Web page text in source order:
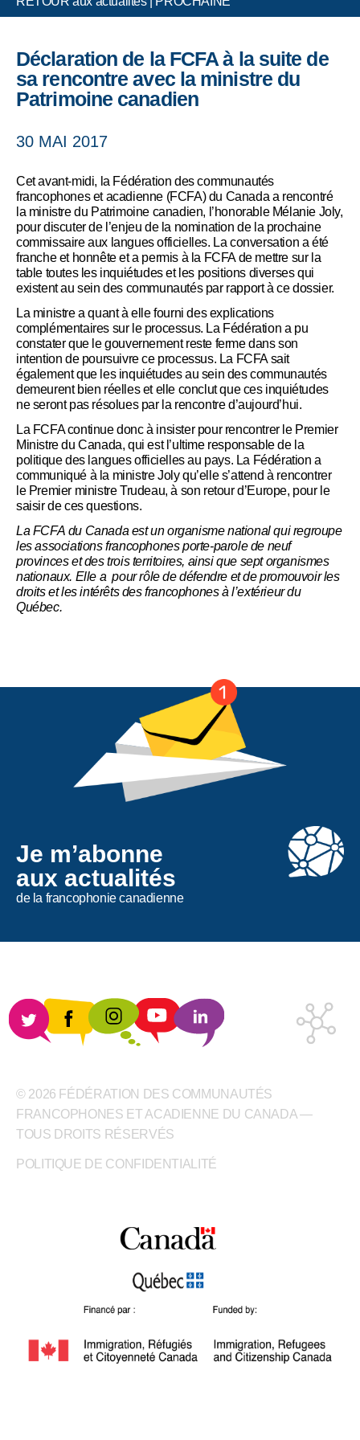
Déclaration de la FCFA à la suite de
sa rencontre avec la ministre du
Patrimoine canadien
30 MAI 2017
Cet avant-midi, la Fédération des communautés
francophones et acadienne (FCFA) du Canada a rencontré
la ministre du Patrimoine canadien, l’honorable Mélanie Joly,
pour discuter de l’enjeu de la nomination de la prochaine
commissaire aux langues officielles. La conversation a été
franche et honnête et a permis à la FCFA de mettre sur la
table toutes les inquiétudes et les positions diverses qui
existent au sein des communautés par rapport à ce dossier.
La ministre a quant à elle fourni des explications
complémentaires sur le processus. La Fédération a pu
constater que le gouvernement reste ferme dans son
intention de poursuivre ce processus. La FCFA sait
également que les inquiétudes au sein des communautés
demeurent bien réelles et elle conclut que ces inquiétudes
ne seront pas résolues par la rencontre d’aujourd’hui.
La FCFA continue donc à insister pour rencontrer le Premier
Ministre du Canada, qui est l’ultime responsable de la
politique des langues officielles au pays. La Fédération a
communiqué à la ministre Joly qu’elle s’attend à rencontrer
le Premier ministre Trudeau, à son retour d’Europe, pour le
saisir de ces questions.
La FCFA du Canada est un organisme national qui regroupe
les associations francophones porte-parole de neuf
provinces et des trois territoires, ainsi que sept organismes
nationaux. Elle a pour rôle de défendre et de promouvoir les
droits et les intérêts des francophones à l’extérieur du
Québec.
Je m’abonne
aux actualités
de la francophonie canadienne
© 2026 FÉDÉRATION DES COMMUNAUTÉS
FRANCOPHONES ET ACADIENNE DU CANADA —
TOUS DROITS RÉSERVÉS
POLITIQUE DE CONFIDENTIALITÉ